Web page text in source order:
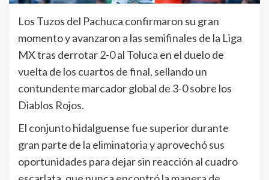
Los Tuzos del Pachuca confirmaron su gran
momento y avanzaron a las semifinales de la Liga
MX tras derrotar 2-0 al Toluca en el duelo de
vuelta de los cuartos de final, sellando un
contundente marcador global de 3-0 sobre los
Diablos Rojos.
El conjunto hidalguense fue superior durante
gran parte de la eliminatoria y aprovechó sus
oportunidades para dejar sin reacción al cuadro